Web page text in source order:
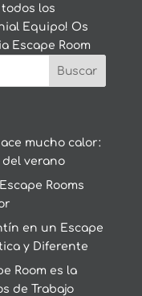
los
Equipo! Os
Escape Room
mucho calor:
verano
Rooms
en un Escape
y Diferente
Room es la
de Trabajo